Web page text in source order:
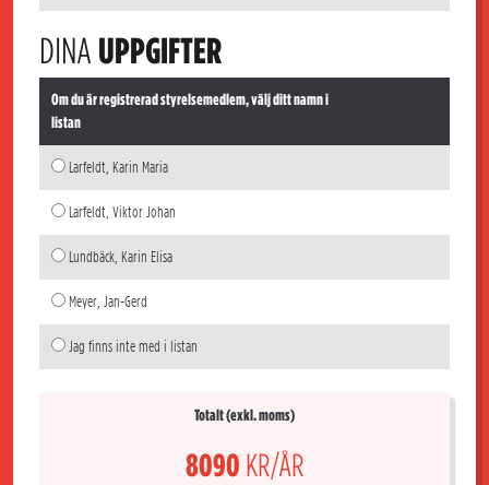
DINA UPPGIFTER
Om du är registrerad styrelsemedlem, välj ditt namn i
listan
Larfeldt, Karin Maria
Larfeldt, Viktor Johan
Lundbäck, Karin Elisa
Meyer, Jan-Gerd
Jag finns inte med i listan
Totalt (exkl. moms)
8090 KR/ÅR